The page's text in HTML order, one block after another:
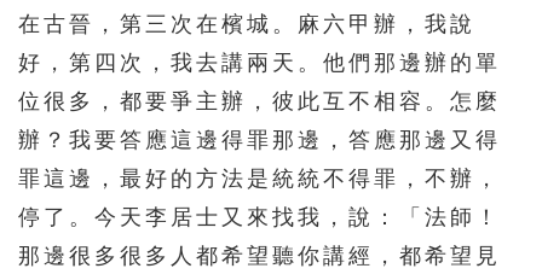
在古晉，第三次在檳城。麻六甲辦，我說
好，第四次，我去講兩天。他們那邊辦的單
位很多，都要爭主辦，彼此互不相容。怎麼
辦？我要答應這邊得罪那邊，答應那邊又得
罪這邊，最好的方法是統統不得罪，不辦，
停了。今天李居士又來找我，說：「法師！
那邊很多很多人都希望聽你講經，都希望見